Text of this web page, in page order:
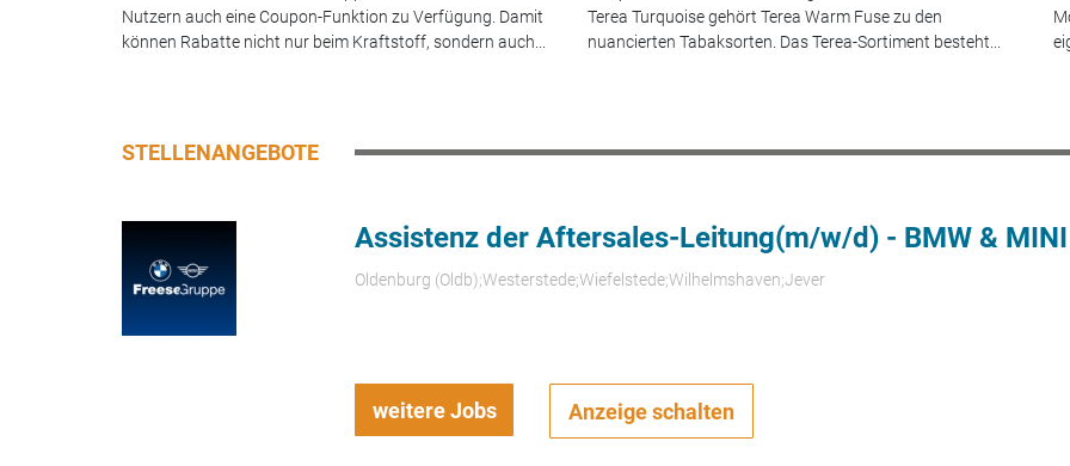
Nutzern auch eine Coupon-Funktion zu Verfügung. Damit
können Rabatte nicht nur beim Kraftstoff, sondern auch...
Terea Turquoise gehört Terea Warm Fuse zu den
nuancierten Tabaksorten. Das Terea-Sortiment besteht...
STELLENANGEBOTE
Assistenz der Aftersales-Leitung(m/w/d) - BMW & MINI
Oldenburg (Oldb);Westerstede;Wiefelstede;Wilhelmshaven;Jever
weitere Jobs Anzeige schalten